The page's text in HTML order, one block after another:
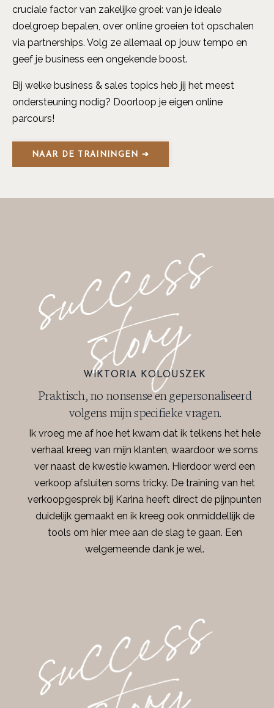
cruciale factor van zakelijke groei: van je ideale
doelgroep bepalen, over online groeien tot opschalen
via partnerships. Volg ze allemaal op jouw tempo en
geef je business een ongekende boost.
Bij welke business & sales topics heb jij het meest
ondersteuning nodig? Doorloop je eigen online
parcours!
NAAR DE TRAININGEN ➔
WIKTORIA KOLOUSZEK
Praktisch, no nonsense en gepersonaliseerd
volgens mijn specifieke vragen.
Ik vroeg me af hoe het kwam dat ik telkens het hele
verhaal kreeg van mijn klanten, waardoor we soms
ver naast de kwestie kwamen. Hierdoor werd een
verkoop afsluiten soms tricky. De training van het
verkoopgesprek bij Karina heeft direct de pijnpunten
duidelijk gemaakt en ik kreeg ook onmiddellijk de
tools om hier mee aan de slag te gaan. Een
welgemeende dank je wel.